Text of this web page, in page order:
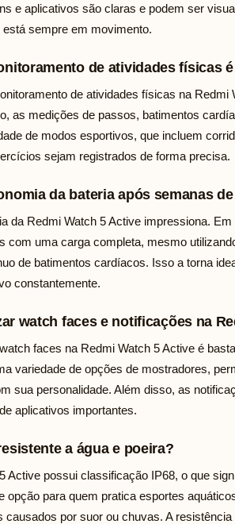
e aplicativos são claras e podem ser
sempre em movimento.
de atividades físicas
de atividades físicas na Redmi
as medições de passos, batimentos
de modos esportivos, que incluem
sejam registrados de forma precisa.
da bateria após semanas
da Redmi Watch 5 Active impressiona.
com uma carga completa, mesmo
de batimentos cardíacos. Isso a torna
constantemente.
watch faces e notificações na
faces na Redmi Watch 5 Active é
variedade de opções de mostradores,
sua personalidade. Além disso, as
aplicativos importantes.
a água e poeira?
Active possui classificação IP68, o que
opção para quem pratica esportes
causados por suor ou chuvas. A